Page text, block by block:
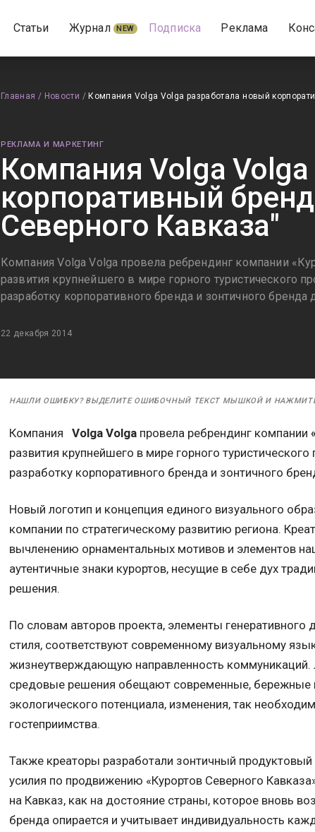
Статьи Журнал NEW Подписка Реклама
Главная / Новости / Компания Volga Volga разработала новый
РЕКЛАМА И МАРКЕТИНГ
Компания Volga
корпоративный
Северного Кавказа"
Компания Volga Volga провела ребрендинг компании
развития крупнейшего в мире горного туристического
разработку корпоративного бренда и зонтичного бренда
22 декабря 2014
НАШЛИ ОШИБКУ? ВЫДЕЛИТЕ ОШИБОЧНЫЙ ТЕКСТ МЫШКОЙ И
Компания Volga Volga провела ребрендинг компании
развития крупнейшего в мире горного
разработку корпоративного бренда и зонтичного
Новый логотип и концепция единого визуального
компании по стратегическому развитию региона.
вычленению орнаментальных мотивов и элементов
аутентичные знаки курортов, несущие в себе дух
решения.
По словам авторов проекта, элементы
стиля, соответствуют современному визуальному
жизнеутверждающую направленность
средовые решения обещают современные, бережные
экологического потенциала, изменения, так
гостеприимства.
Также креаторы разработали зонтичный
усилия по продвижению «Курортов Северного
на Кавказ, как на достояние страны, которое вновь
бренда опирается и учитывает индивидуальность